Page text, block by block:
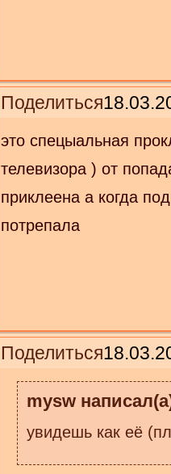
Поделиться
это спецыальная
телевизора ) от
приклеена а когда
потрепала
Поделиться
mysw
увидешь как её